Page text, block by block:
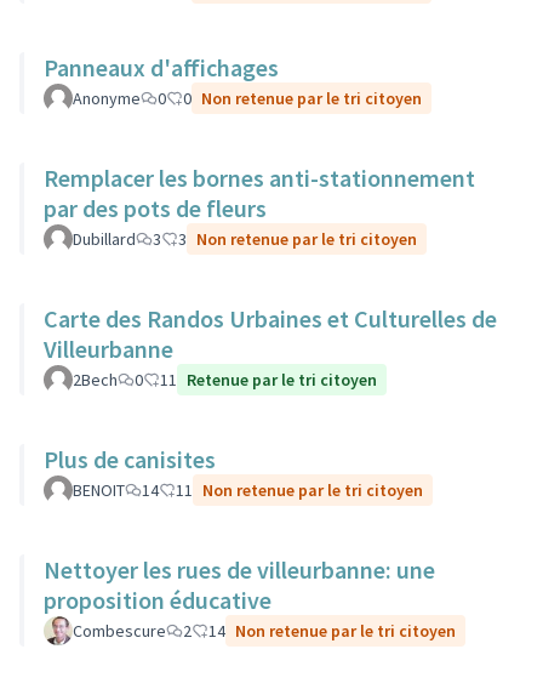
Panneaux d'affichages
Anonyme 0 0 Non retenue par le tri citoyen
Remplacer les bornes anti-stationnement
par des pots de fleurs
Dubillard 3 3 Non retenue par le tri citoyen
Carte des Randos Urbaines et Culturelles de
Villeurbanne
2Bech 0 11 Retenue par le tri citoyen
Plus de canisites
BENOIT 14 11 Non retenue par le tri citoyen
Nettoyer les rues de villeurbanne: une
proposition éducative
Combescure 2 14 Non retenue par le tri citoyen